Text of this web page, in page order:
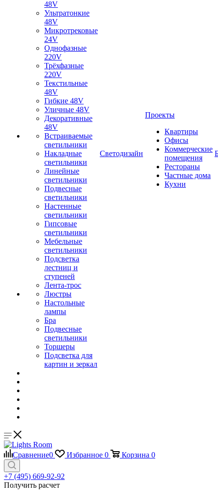
48V
Ультратонкие
48V
Микротрековые
24V
Однофазные
220V
Трёхфазные
220V
Текстильные
48V
Гибкие 48V
Уличные 48V
Декоративные
48V
Встраиваемые
светильники
Накладные
светильники
Линейные
светильники
Подвесные
светильники
Настенные
светильники
Гипсовые
светильники
Мебельные
светильники
Подсветка
лестниц и
ступеней
Лента-трос
Люстры
Настольные
лампы
Бра
Подвесные
светильники
Торшеры
Подсветка для
картин и зеркал
Светодизайн
Проекты
Квартиры
Офисы
Коммерческие
помещения
Рестораны
Частные дома
Кухни
Сравнение0 Избранное 0 Корзина 0
+7 (495) 669-92-92
Получить расчет